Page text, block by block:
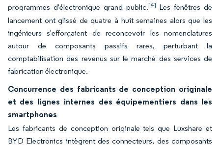
programmes d'électronique grand public.[4] Les fenêtres de
lancement ont glissé de quatre à huit semaines alors que les
ingénieurs s'efforçaient de reconcevoir les nomenclatures
autour de composants passifs rares, perturbant la
comptabilisation des revenus sur le marché des services de
fabrication électronique.
Concurrence des fabricants de conception originale
et des lignes internes des équipementiers dans les
smartphones
Les fabricants de conception originale tels que Luxshare et
BYD Electronics intègrent des connecteurs, des composants